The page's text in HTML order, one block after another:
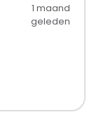
1 maand
geleden